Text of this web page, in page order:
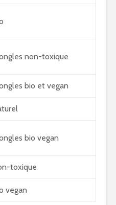
non-toxique
bio et vegan
bio vegan
toxique
vegan